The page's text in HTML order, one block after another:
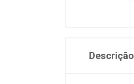
Descrição